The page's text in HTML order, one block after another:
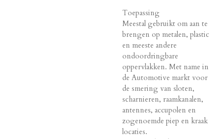
Toepassing
Meestal gebruikt om aan te
brengen op metalen, plastic
en meeste andere
ondoordringbare
oppervlakken. Met name in
de Automotive markt voor
de smering van sloten,
scharnieren, raamkanalen,
antennes, accupolen en
zogenoemde piep en kraak
locaties.